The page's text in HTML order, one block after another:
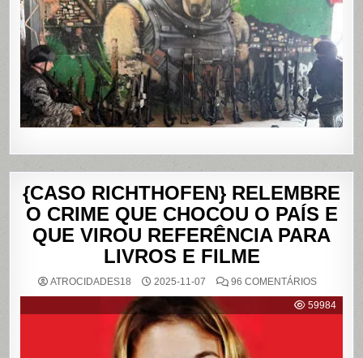
ALEMÃO
PENHA,
NO
RIO
{CASO RICHTHOFEN} RELEMBRE
O CRIME QUE CHOCOU O PAÍS E
QUE VIROU REFERÊNCIA PARA
LIVROS E FILME
ATROCIDADES18 2025-11-07 96 COMENTÁRIOSEM
59984